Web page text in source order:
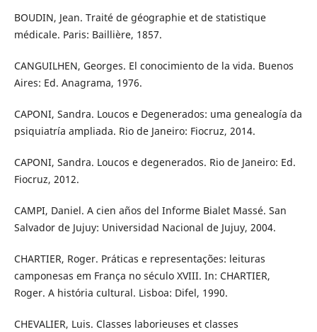
BOUDIN, Jean. Traité de géographie et de statistique
médicale. Paris: Baillière, 1857.
CANGUILHEN, Georges. El conocimiento de la vida. Buenos
Aires: Ed. Anagrama, 1976.
CAPONI, Sandra. Loucos e Degenerados: uma genealogía da
psiquiatría ampliada. Rio de Janeiro: Fiocruz, 2014.
CAPONI, Sandra. Loucos e degenerados. Rio de Janeiro: Ed.
Fiocruz, 2012.
CAMPI, Daniel. A cien años del Informe Bialet Massé. San
Salvador de Jujuy: Universidad Nacional de Jujuy, 2004.
CHARTIER, Roger. Práticas e representações: leituras
camponesas em França no século XVIII. In: CHARTIER,
Roger. A história cultural. Lisboa: Difel, 1990.
CHEVALIER, Luis. Classes laborieuses et classes